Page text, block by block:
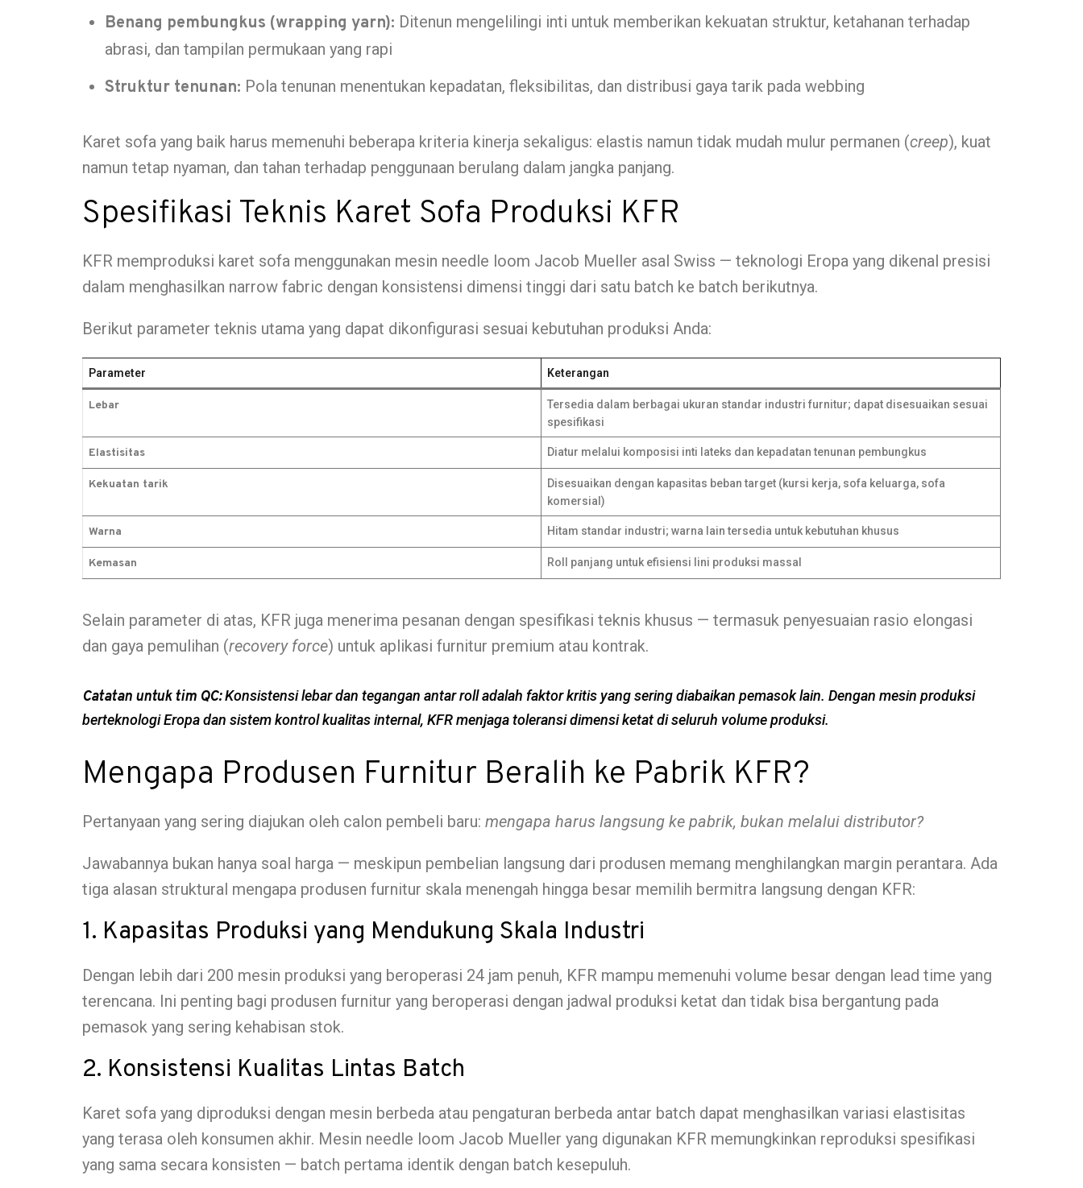
Benang pembungkus (wrapping yarn): Ditenun mengelilingi inti untuk memberikan kekuatan struktur, ketahanan terhadap
abrasi, dan tampilan permukaan yang rapi
Struktur tenunan: Pola tenunan menentukan kepadatan, fleksibilitas, dan distribusi gaya tarik pada webbing
Karet sofa yang baik harus memenuhi beberapa kriteria kinerja sekaligus: elastis namun tidak mudah mulur permanen (creep), kuat
namun tetap nyaman, dan tahan terhadap penggunaan berulang dalam jangka panjang.
Spesifikasi Teknis Karet Sofa Produksi KFR
KFR memproduksi karet sofa menggunakan mesin needle loom Jacob Mueller asal Swiss — teknologi Eropa yang dikenal presisi
dalam menghasilkan narrow fabric dengan konsistensi dimensi tinggi dari satu batch ke batch berikutnya.
Berikut parameter teknis utama yang dapat dikonfigurasi sesuai kebutuhan produksi Anda:
Parameter Keterangan
Lebar
Tersedia dalam berbagai ukuran standar industri furnitur; dapat disesuaikan sesuai
spesifikasi
Elastisitas Diatur melalui komposisi inti lateks dan kepadatan tenunan pembungkus
Kekuatan tarik
Disesuaikan dengan kapasitas beban target (kursi kerja, sofa keluarga, sofa
komersial)
Warna Hitam standar industri; warna lain tersedia untuk kebutuhan khusus
Kemasan Roll panjang untuk efisiensi lini produksi massal
Selain parameter di atas, KFR juga menerima pesanan dengan spesifikasi teknis khusus — termasuk penyesuaian rasio elongasi
dan gaya pemulihan (recovery force) untuk aplikasi furnitur premium atau kontrak.
Catatan untuk tim QC:Konsistensi lebar dan tegangan antar roll adalah faktor kritis yang sering diabaikan pemasok lain. Dengan mesin produksi
berteknologi Eropa dan sistem kontrol kualitas internal, KFR menjaga toleransi dimensi ketat di seluruh volume produksi.
Mengapa Produsen Furnitur Beralih ke Pabrik KFR?
Pertanyaan yang sering diajukan oleh calon pembeli baru: mengapa harus langsung ke pabrik, bukan melalui distributor?
Jawabannya bukan hanya soal harga — meskipun pembelian langsung dari produsen memang menghilangkan margin perantara. Ada
tiga alasan struktural mengapa produsen furnitur skala menengah hingga besar memilih bermitra langsung dengan KFR:
1. Kapasitas Produksi yang Mendukung Skala Industri
Dengan lebih dari 200 mesin produksi yang beroperasi 24 jam penuh, KFR mampu memenuhi volume besar dengan lead time yang
terencana. Ini penting bagi produsen furnitur yang beroperasi dengan jadwal produksi ketat dan tidak bisa bergantung pada
pemasok yang sering kehabisan stok.
2. Konsistensi Kualitas Lintas Batch
Karet sofa yang diproduksi dengan mesin berbeda atau pengaturan berbeda antar batch dapat menghasilkan variasi elastisitas
yang terasa oleh konsumen akhir. Mesin needle loom Jacob Mueller yang digunakan KFR memungkinkan reproduksi spesifikasi
yang sama secara konsisten — batch pertama identik dengan batch kesepuluh.